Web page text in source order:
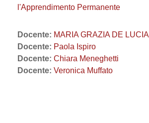
l'Apprendimento Permanente
Docente: MARIA GRAZIA DE LUCIA
Docente: Paola Ispiro
Docente: Chiara Meneghetti
Docente: Veronica Muffato